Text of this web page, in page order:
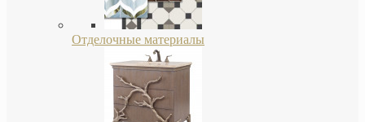
Отделочные материалы